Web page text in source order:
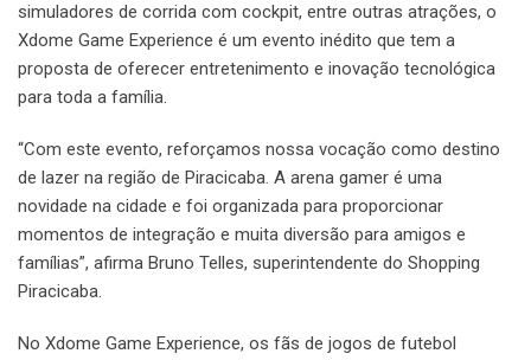
simuladores de corrida com cockpit, entre outras atrações, o
Xdome Game Experience é um evento inédito que tem a
proposta de oferecer entretenimento e inovação tecnológica
para toda a família.
“Com este evento, reforçamos nossa vocação como destino
de lazer na região de Piracicaba. A arena gamer é uma
novidade na cidade e foi organizada para proporcionar
momentos de integração e muita diversão para amigos e
famílias”, afirma Bruno Telles, superintendente do Shopping
Piracicaba.
No Xdome Game Experience, os fãs de jogos de futebol